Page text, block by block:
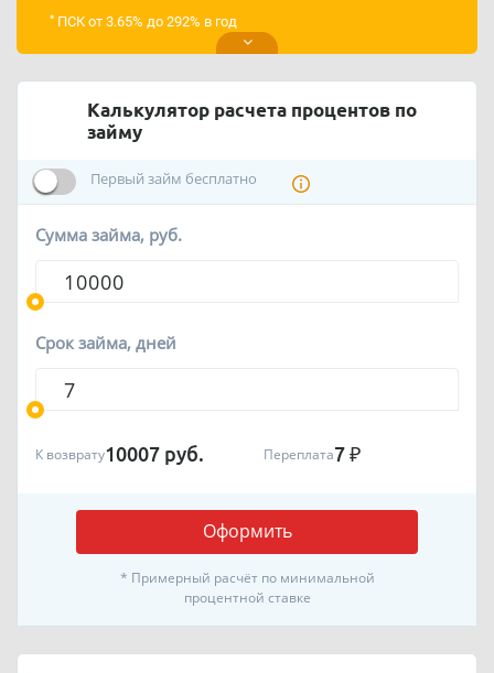
*ПСК от 3.65% до 292% в год
Калькулятор расчета процентов по
займу
Первый займ бесплатно
Сумма займа, руб.
Срок займа, дней
Оформить
К возврату10007 руб. Переплата7 ₽
* Примерный расчёт по минимальной
процентной ставке